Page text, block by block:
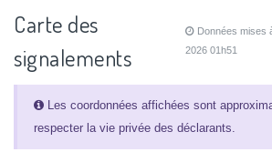
Carte des
signalements
Données mises
2026 01h51
Les coordonnées affichées sont
respecter la vie privée des déclarants.